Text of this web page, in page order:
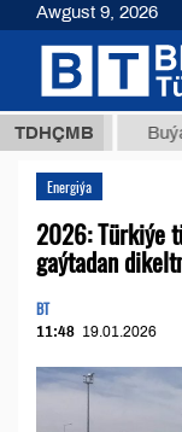
TDHÇMBBuýan
Energiýa
2026: Türkiýe
gaýtadan
BT
11:48 19.01.2026
Awgust 9, 2026